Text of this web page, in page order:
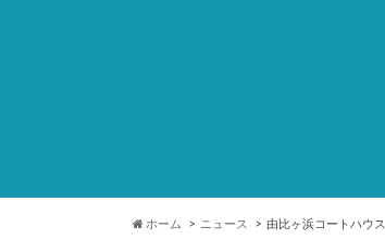
ホーム ニュース 由比ヶ浜コートハウス